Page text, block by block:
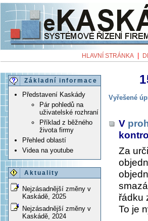
HLAVNÍ STRÁNKA
Základní informace
Představení Kaskády
Pár pohledů na
uživatelské rozhraní
Příklad z běžného
života firmy
Přehled oblastí
Videa na youtube
Aktuality
Nejzásadnější změny v
Kaskádě, 2025
Nejzásadnější změny v
Kaskádě, 2024
Vyřešené
V
Za
řádku
To je